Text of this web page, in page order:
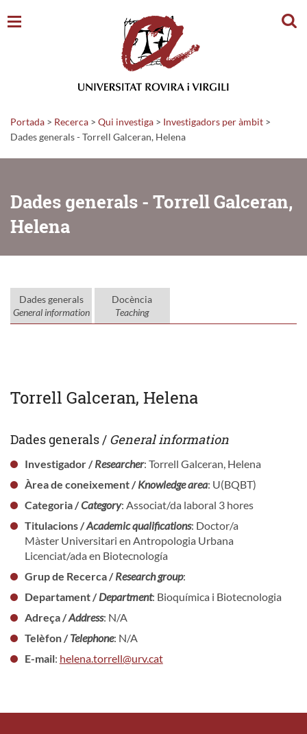
Portada > Recerca > Qui investiga > Investigadors per àmbit >
Dades generals - Torrell Galceran, Helena
Dades generals - Torrell Galceran,
Helena
Dades generals
General information
Docència
Teaching
Torrell Galceran, Helena
Dades generals / General information
Investigador /Researcher: Torrell Galceran, Helena
Àrea de coneixement /Knowledge area: U(BQBT)
Categoria /Category: Associat/da laboral 3 hores
Titulacions /Academic qualifications: Doctor/a
Màster Universitari en Antropologia Urbana
Licenciat/ada en Biotecnología
Grup de Recerca /Research group:
Departament /Department: Bioquímica i Biotecnologia
Adreça /Address: N/A
Telèfon /Telephone: N/A
E-mail: helena.torrell@urv.cat